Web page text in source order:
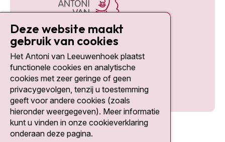
Social media
Deze website maakt
gebruik van cookies
Het Antoni van Leeuwenhoek plaatst
functionele cookies en analytische
cookies met zeer geringe of geen
privacygevolgen, tenzij u toestemming
geeft voor andere cookies (zoals
hieronder weergegeven). Meer informatie
kunt u vinden in onze cookieverklaring
onderaan deze pagina.